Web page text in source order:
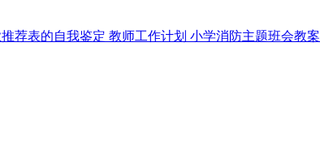
荐表的自我鉴定 教师工作计划 小学消防主题班会教案